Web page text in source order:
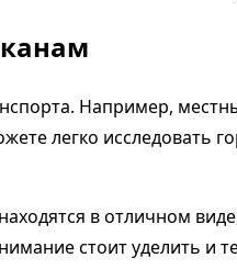
Например,
легко исследовать
в отличном
стоит уделить и